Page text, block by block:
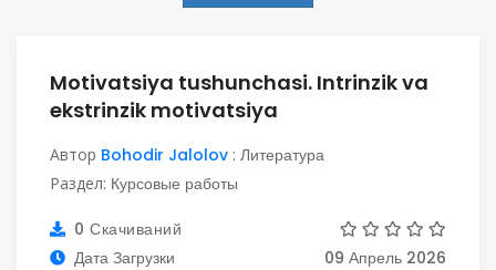
Motivatsiya tushunchasi. Intrinzik va
ekstrinzik motivatsiya
Автор Bohodir Jalolov : Литература
Раздел: Курсовые работы
0 Скачиваний
Дата Загрузки
09 Апрель 2026